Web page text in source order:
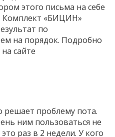
этого письма на себе
Комплект «БИЦИН»
по
на порядок. Подробно
сайте
решает проблему пота.
ним пользоваться не
раз в 2 недели. У кого